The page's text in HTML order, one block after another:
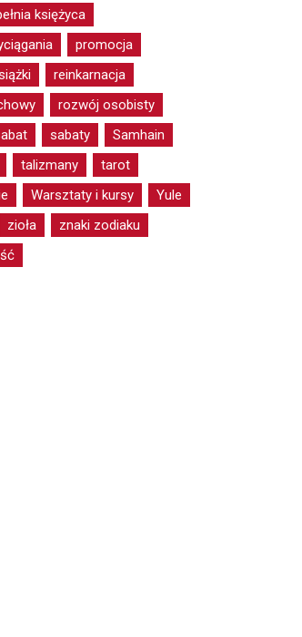
księżyca
promocja
reinkarnacja
rozwój osobisty
sabaty
Samhain
talizmany
tarot
Warsztaty i kursy
Yule
zioła
znaki zodiaku